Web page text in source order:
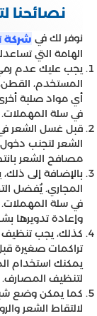
نصائحنا
نوفر لك في شركة
الهامة التي
يجب عليك عدم رمي
المستخدم، القطن،
أي مواد صلبة
في سلة المهملات.
قبل غسل الشعر
الشعر لتجنب
مصافح الشعر
بالإضافة إلى
المجاري. يُفضل
في سلة المهملات.
وإعادة تدويرها
كذلك، يجب تنظيف
تراكمات صغيرة
يمكنك استخدام
لتنظيف المصارف.
كما يمكن وضع
لالتقاط الشعر